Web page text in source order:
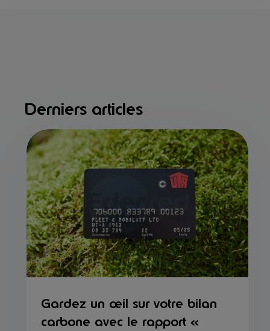
Derniers articles
Gardez un œil sur votre bilan
carbone avec le rapport «